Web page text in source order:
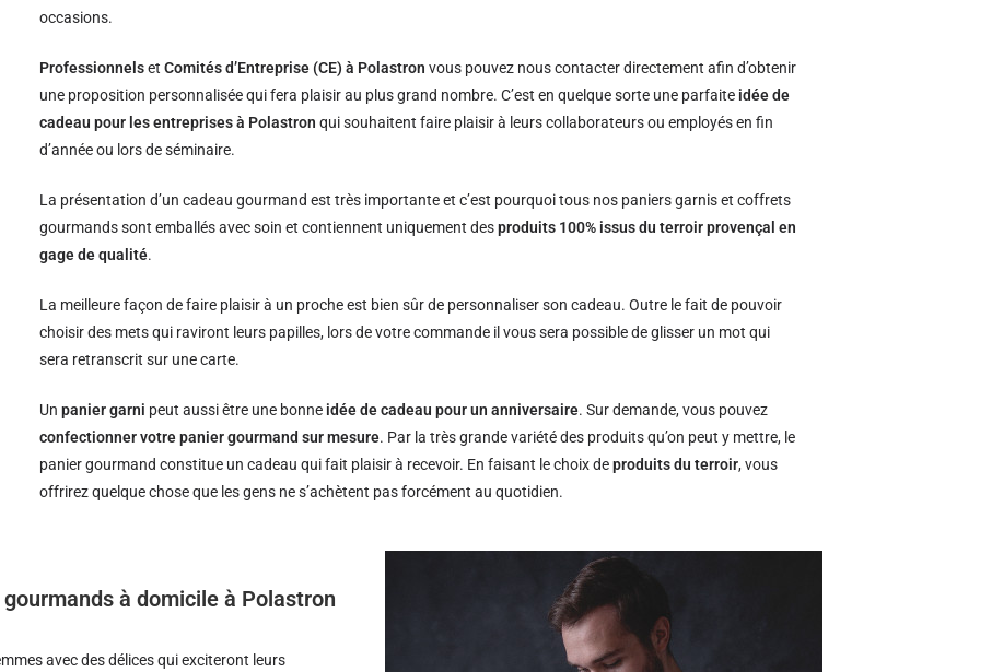
occasions.
ProfessionnelsetComités d’Entreprise (CE) à Polastron vous pouvez nous contacter directement afin d’obtenir
une proposition personnalisée qui fera plaisir au plus grand nombre. C’est en quelque sorte une parfaite idée de
cadeau pour les entreprises à Polastron qui souhaitent faire plaisir à leurs collaborateurs ou employés en fin
d’année ou lors de séminaire.
La présentation d’un cadeau gourmand est très importante et c’est pourquoi tous nos paniers garnis et coffrets
gourmands sont emballés avec soin et contiennent uniquement desproduits 100% issus du terroir provençal en
gage de qualité.
La meilleure façon de faire plaisir à un proche est bien sûr de personnaliser son cadeau. Outre le fait de pouvoir
choisir des mets qui raviront leurs papilles, lors de votre commande il vous sera possible de glisser un mot qui
sera retranscrit sur une carte.
Unpanier garni peut aussi être une bonne idée de cadeau pour un anniversaire. Sur demande, vous pouvez
confectionner votre panier gourmand sur mesure. Par la très grande variété des produits qu’on peut y mettre, le
panier gourmand constitue un cadeau qui fait plaisir à recevoir. En faisant le choix deproduits du terroir, vous
offrirez quelque chose que les gens ne s’achètent pas forcément au quotidien.
à domicile à Polastron
avec des délices qui exciteront leurs